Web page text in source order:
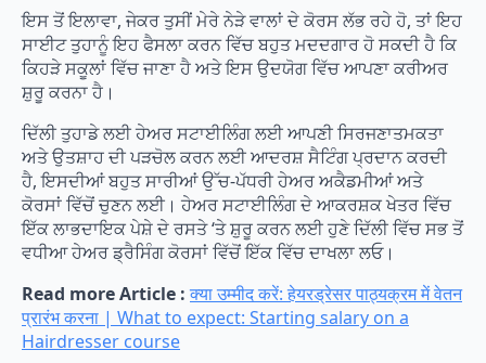
ਇਸ ਤੋਂ ਇਲਾਵਾ, ਜੇਕਰ ਤੁਸੀਂ ਮੇਰੇ ਨੇੜੇ ਵਾਲਾਂ ਦੇ ਕੋਰਸ ਲੱਭ ਰਹੇ ਹੋ, ਤਾਂ ਇਹ
ਸਾਈਟ ਤੁਹਾਨੂੰ ਇਹ ਫੈਸਲਾ ਕਰਨ ਵਿੱਚ ਬਹੁਤ ਮਦਦਗਾਰ ਹੋ ਸਕਦੀ ਹੈ ਕਿ
ਕਿਹੜੇ ਸਕੂਲਾਂ ਵਿੱਚ ਜਾਣਾ ਹੈ ਅਤੇ ਇਸ ਉਦਯੋਗ ਵਿੱਚ ਆਪਣਾ ਕਰੀਅਰ
ਸ਼ੁਰੂ ਕਰਨਾ ਹੈ।
ਦਿੱਲੀ ਤੁਹਾਡੇ ਲਈ ਹੇਅਰ ਸਟਾਈਲਿੰਗ ਲਈ ਆਪਣੀ ਸਿਰਜਣਾਤਮਕਤਾ
ਅਤੇ ਉਤਸ਼ਾਹ ਦੀ ਪੜਚੋਲ ਕਰਨ ਲਈ ਆਦਰਸ਼ ਸੈਟਿੰਗ ਪ੍ਰਦਾਨ ਕਰਦੀ
ਹੈ, ਇਸਦੀਆਂ ਬਹੁਤ ਸਾਰੀਆਂ ਉੱਚ-ਪੱਧਰੀ ਹੇਅਰ ਅਕੈਡਮੀਆਂ ਅਤੇ
ਕੋਰਸਾਂ ਵਿੱਚੋਂ ਚੁਣਨ ਲਈ। ਹੇਅਰ ਸਟਾਈਲਿੰਗ ਦੇ ਆਕਰਸ਼ਕ ਖੇਤਰ ਵਿੱਚ
ਇੱਕ ਲਾਭਦਾਇਕ ਪੇਸ਼ੇ ਦੇ ਰਸਤੇ ‘ਤੇ ਸ਼ੁਰੂ ਕਰਨ ਲਈ ਹੁਣੇ ਦਿੱਲੀ ਵਿੱਚ ਸਭ ਤੋਂ
ਵਧੀਆ ਹੇਅਰ ਡ੍ਰੈਸਿੰਗ ਕੋਰਸਾਂ ਵਿੱਚੋਂ ਇੱਕ ਵਿੱਚ ਦਾਖਲਾ ਲਓ।
Read more Article :क्या उम्मीद करें: हेयरड्रेसर पाठ्यक्रम में वेतन
प्रारंभ करना | What to expect: Starting salary on a
Hairdresser course